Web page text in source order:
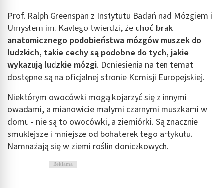
Prof. Ralph Greenspan z Instytutu Badań nad Mózgiem i
Umysłem im. Kavlego twierdzi, że choć brak
anatomicznego podobieństwa mózgów muszek do
ludzkich, takie cechy są podobne do tych, jakie
wykazują ludzkie mózgi. Doniesienia na ten temat
dostępne są na oficjalnej stronie Komisji Europejskiej.
Niektórym owocówki mogą kojarzyć się z innymi
owadami, a mianowicie małymi czarnymi muszkami w
domu - nie są to owocówki, a ziemiórki. Są znacznie
smuklejsze i mniejsze od bohaterek tego artykułu.
Namnażają się w ziemi roślin doniczkowych.
Reklama